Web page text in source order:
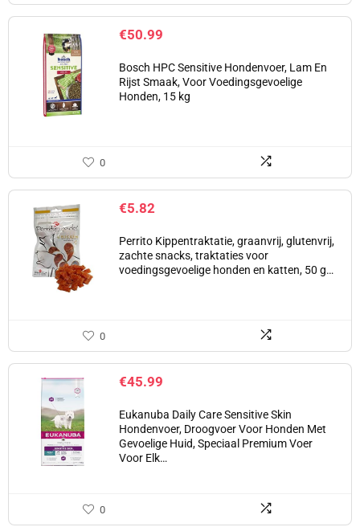
€50.99
Bosch HPC Sensitive Hondenvoer, Lam En
Rijst Smaak, Voor Voedingsgevoelige
Honden, 15 kg
0
€5.82
Perrito Kippentraktatie, graanvrij, glutenvrij,
zachte snacks, traktaties voor
voedingsgevoelige honden en katten, 50 g…
0
€45.99
Eukanuba Daily Care Sensitive Skin
Hondenvoer, Droogvoer Voor Honden Met
Gevoelige Huid, Speciaal Premium Voer
Voor Elk…
0